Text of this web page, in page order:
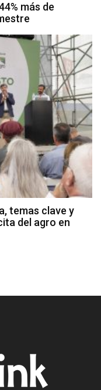
más de
temas clave y
del agro en